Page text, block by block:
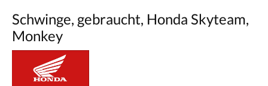
Schwinge, gebraucht, Honda Skyteam,
Monkey